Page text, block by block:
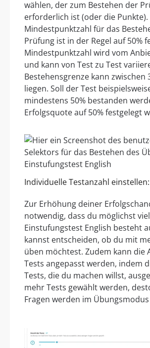
wählen, der zum Bestehen der
erforderlich ist (oder die Punkte).
Mindestpunktzahl für das
Prüfung ist in der Regel auf 50%
Mindestpunktzahl wird vom
und kann von Test zu Test
Bestehensgrenze kann zwischen
liegen. Soll der Test
mindestens 50% bestanden
Erfolgsquote auf 50% festgelegt
Individuelle Testanzahl einstellen:
Zur Erhöhung deiner
notwendig, dass du möglichst
Einstufungstest English besteht
kannst entscheiden, ob du mit
üben möchtest. Zudem kann die
Tests angepasst werden, indem
Tests, die du machen willst,
mehr Tests gewählt werden,
Fragen werden im